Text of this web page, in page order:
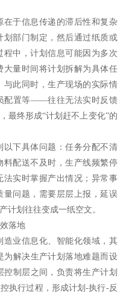
于信息传递的滞后性和复杂
部门制定，然后通过纸质或
中，计划信息可能因为多次
量时间将计划拆解为具体任
此同时，生产现场的实际情
配置等——往往无法实时反馈
最终形成“计划赶不上变化”的
以下具体问题：任务分配不清
配送不及时，生产线频繁停
法实时掌握产出情况；异常事
问题，需要层层上报，延误
计划往往变成一纸空文。
落地
造业信息化、智能化领域，其
为解决生产计划落地难题而设
制层之间，负责将生产计划
执行过程，形成计划-执行-反